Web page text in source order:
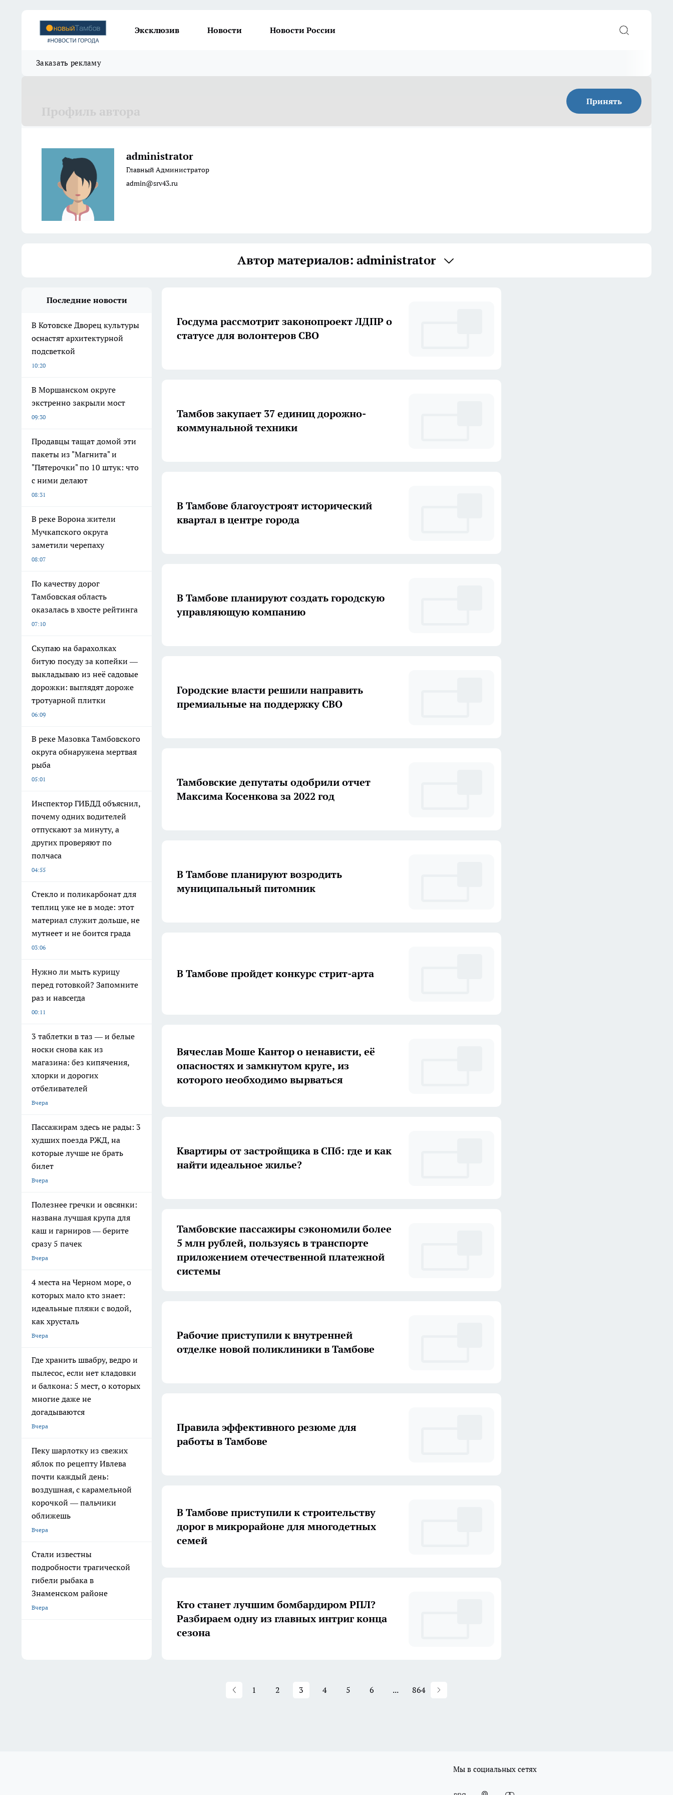
Эксклюзив Новости Новости России
Заказать рекламу
Принять
administrator
Главный Администратор
admin@srv43.ru
Автор материалов: administrator
Последние новости
В Котовске Дворец культуры
оснастят архитектурной
подсветкой
10:20
В Моршанском округе
экстренно закрыли мост
09:30
Продавцы тащат домой эти
пакеты из "Магнита" и
"Пятерочки" по 10 штук: что
с ними делают
08:31
В реке Ворона жители
Мучкапского округа
заметили черепаху
08:07
По качеству дорог
Тамбовская область
оказалась в хвосте рейтинга
07:10
Скупаю на барахолках
битую посуду за копейки —
выкладываю из неё садовые
дорожки: выглядят дороже
тротуарной плитки
06:09
В реке Мазовка Тамбовского
округа обнаружена мертвая
рыба
05:01
Инспектор ГИБДД объяснил,
почему одних водителей
отпускают за минуту, а
других проверяют по
полчаса
04:55
Стекло и поликарбонат для
теплиц уже не в моде: этот
материал служит дольше, не
мутнеет и не боится града
03:06
Нужно ли мыть курицу
перед готовкой? Запомните
раз и навсегда
00:11
3 таблетки в таз — и белые
носки снова как из
магазина: без кипячения,
хлорки и дорогих
отбеливателей
Вчера
Пассажирам здесь не рады: 3
худших поезда РЖД, на
которые лучше не брать
билет
Вчера
Полезнее гречки и овсянки:
названа лучшая крупа для
каш и гарниров — берите
сразу 5 пачек
Вчера
4 места на Черном море, о
которых мало кто знает:
идеальные пляжи с водой,
как хрусталь
Вчера
Где хранить швабру, ведро и
пылесос, если нет кладовки
и балкона: 5 мест, о которых
многие даже не
догадываются
Вчера
Пеку шарлотку из свежих
яблок по рецепту Ивлева
почти каждый день:
воздушная, с карамельной
корочкой — пальчики
оближешь
Вчера
Стали известны
подробности трагической
гибели рыбака в
Знаменском районе
Вчера
Госдума рассмотрит законопроект ЛДПР о
статусе для волонтеров СВО
Тамбов закупает 37 единиц дорожно-
коммунальной техники
В Тамбове благоустроят исторический
квартал в центре города
В Тамбове планируют создать городскую
управляющую компанию
Городские власти решили направить
премиальные на поддержку СВО
Тамбовские депутаты одобрили отчет
Максима Косенкова за 2022 год
В Тамбове планируют возродить
муниципальный питомник
В Тамбове пройдет конкурс стрит-арта
Вячеслав Моше Кантор о ненависти, её
опасностях и замкнутом круге, из
которого необходимо вырваться
Квартиры от застройщика в СПб: где и как
найти идеальное жилье?
Тамбовские пассажиры сэкономили более
5 млн рублей, пользуясь в транспорте
приложением отечественной платежной
системы
Рабочие приступили к внутренней
отделке новой поликлиники в Тамбове
Правила эффективного резюме для
работы в Тамбове
В Тамбове приступили к строительству
дорог в микрорайоне для многодетных
семей
Кто станет лучшим бомбардиром РПЛ?
Разбираем одну из главных интриг конца
сезона
1 2 3 4 5 6 ... 864
Мы в социальных сетях